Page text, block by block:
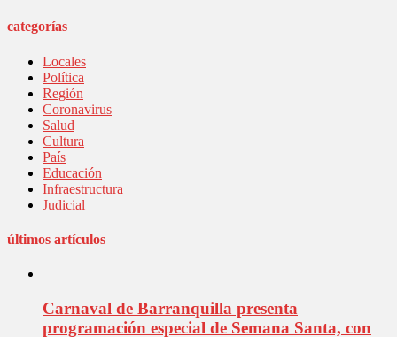
categorías
Locales
Política
Región
Coronavirus
Salud
Cultura
País
Educación
Infraestructura
Judicial
últimos artículos
Carnaval de Barranquilla presenta
programación especial de Semana Santa, con